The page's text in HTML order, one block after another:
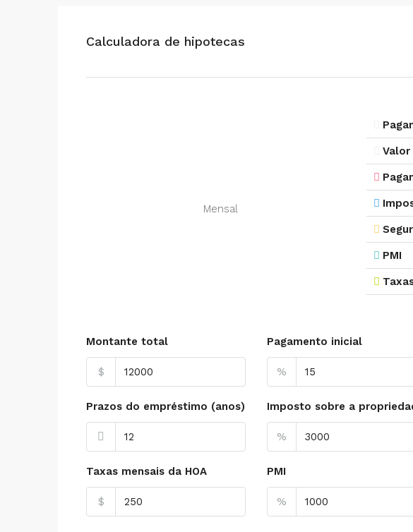
Calculadora de hipotecas
Mensal
PMI
Montante total
$
Pagamento inicial
%
Prazos do empréstimo (anos) Imposto sobre a
%
Taxas mensais da HOA
$
PMI
%